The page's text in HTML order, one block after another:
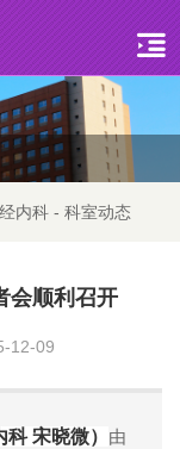
内科 - 科室动态
会顺利召开
12-09
宋晓微） 由